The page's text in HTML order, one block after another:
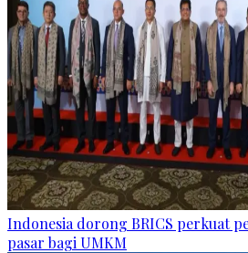
Indonesia dorong BRICS perkuat
pasar bagi UMKM